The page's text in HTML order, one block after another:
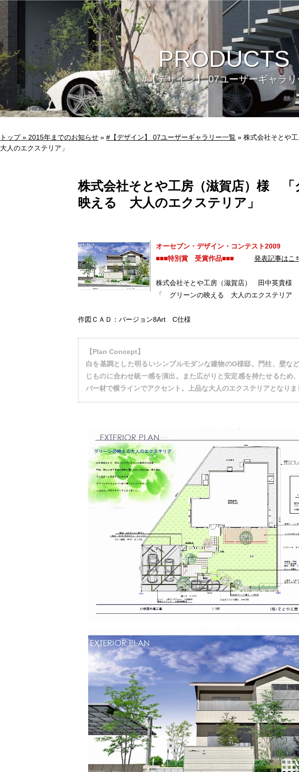
お客様インタビュー
推奨システム環境
PRODUCTS
#【デザイン】 07ユーザーギャラリ
トップ » 2015年までのお知らせ » #【デザイン】 07ユーザーギャラリー一覧 » 株式会社そとや
大人のエクステリア」
株式会社そとや工房（滋賀店）様 「
映える 大人のエクステリア」
オーセブン・デザイン・コンテスト2009
■■■特別賞 受賞作品■■■ 発表記事はこ
株式会社そとや工房（滋賀店） 田中英貴様
「 グリーンの映える 大人のエクステリア
作図ＣＡＤ：バージョン8Art C仕様
【Plan Concept】
白を基調とした明るいシンプルモダンな建物のO様邸。門柱、壁な
じものに合わせ統一感を演出。また広がりと安定感を持たせるため
バー材で横ラインでアクセント。上品な大人のエクステリアとなりま